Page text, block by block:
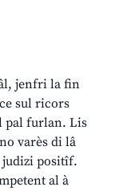
jenfri la fin
sul ricors
pal furlan. Lis
varès di lâ
judizi positîf.
al à